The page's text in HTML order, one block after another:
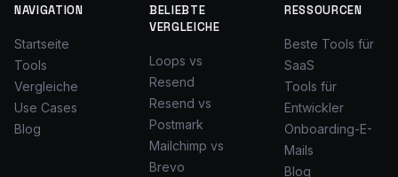
NAVIGATION
Startseite
Tools
Vergleiche
Use Cases
Blog
BELIEBTE
VERGLEICHE
Loops vs
Resend
Resend vs
Postmark
Mailchimp vs
Brevo
RESSOURCEN
Beste Tools für
SaaS
Tools für
Entwickler
Onboarding-E-
Mails
Blog